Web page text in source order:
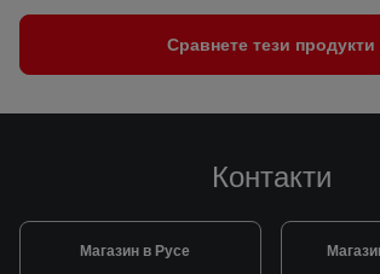
Сравнете тези продукти
Контакти
Магазин в Русе